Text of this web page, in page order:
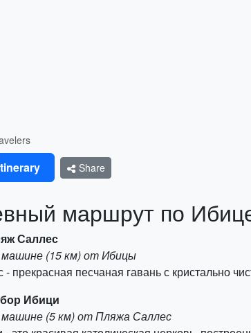
Share
маршрут по
Саллес
(15 км) от Ибицы
прекрасная песчаная гавань с кристально
Ибици
(5 км) от Пляжа Саллес